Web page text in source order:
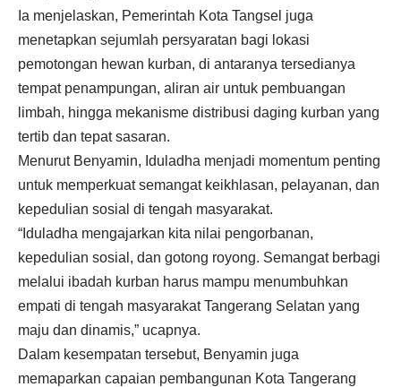
Ia menjelaskan, Pemerintah Kota Tangsel juga
menetapkan sejumlah persyaratan bagi lokasi
pemotongan hewan kurban, di antaranya tersedianya
tempat penampungan, aliran air untuk pembuangan
limbah, hingga mekanisme distribusi daging kurban yang
tertib dan tepat sasaran.
Menurut Benyamin, Iduladha menjadi momentum penting
untuk memperkuat semangat keikhlasan, pelayanan, dan
kepedulian sosial di tengah masyarakat.
“Iduladha mengajarkan kita nilai pengorbanan,
kepedulian sosial, dan gotong royong. Semangat berbagi
melalui ibadah kurban harus mampu menumbuhkan
empati di tengah masyarakat Tangerang Selatan yang
maju dan dinamis,” ucapnya.
Dalam kesempatan tersebut, Benyamin juga
memaparkan capaian pembangunan Kota Tangerang